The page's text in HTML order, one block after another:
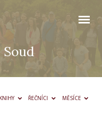
Soud
KNIHY ŘEČNÍCI MĚSÍCE